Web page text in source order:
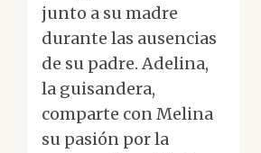
junto a su madre
durante las ausencias
de su padre. Adelina,
la guisandera,
comparte con Melina
su pasión por la